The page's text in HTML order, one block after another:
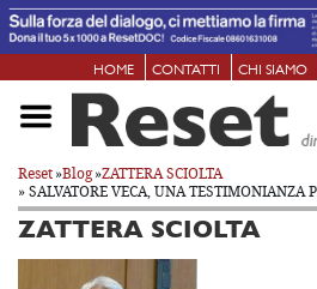
HOME CONTATTI CHI SIAMO
Reset»Blog»ZATTERA SCIOLTA
» SALVATORE VECA, UNA TESTIMONIANZA
ZATTERA SCIOLTA